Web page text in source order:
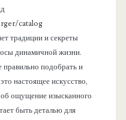
catalog
традиции и секреты
динамичной жизни.
подобрать и
настоящее искусство,
ощущение изысканного
быть деталью для